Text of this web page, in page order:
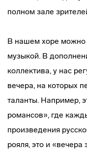
полном зале
В нашем хоре можно
музыкой. В
коллектива, у нас
вечера, на которых
таланты. Например,
романсов», где
произведения
рояля, это и «вечера